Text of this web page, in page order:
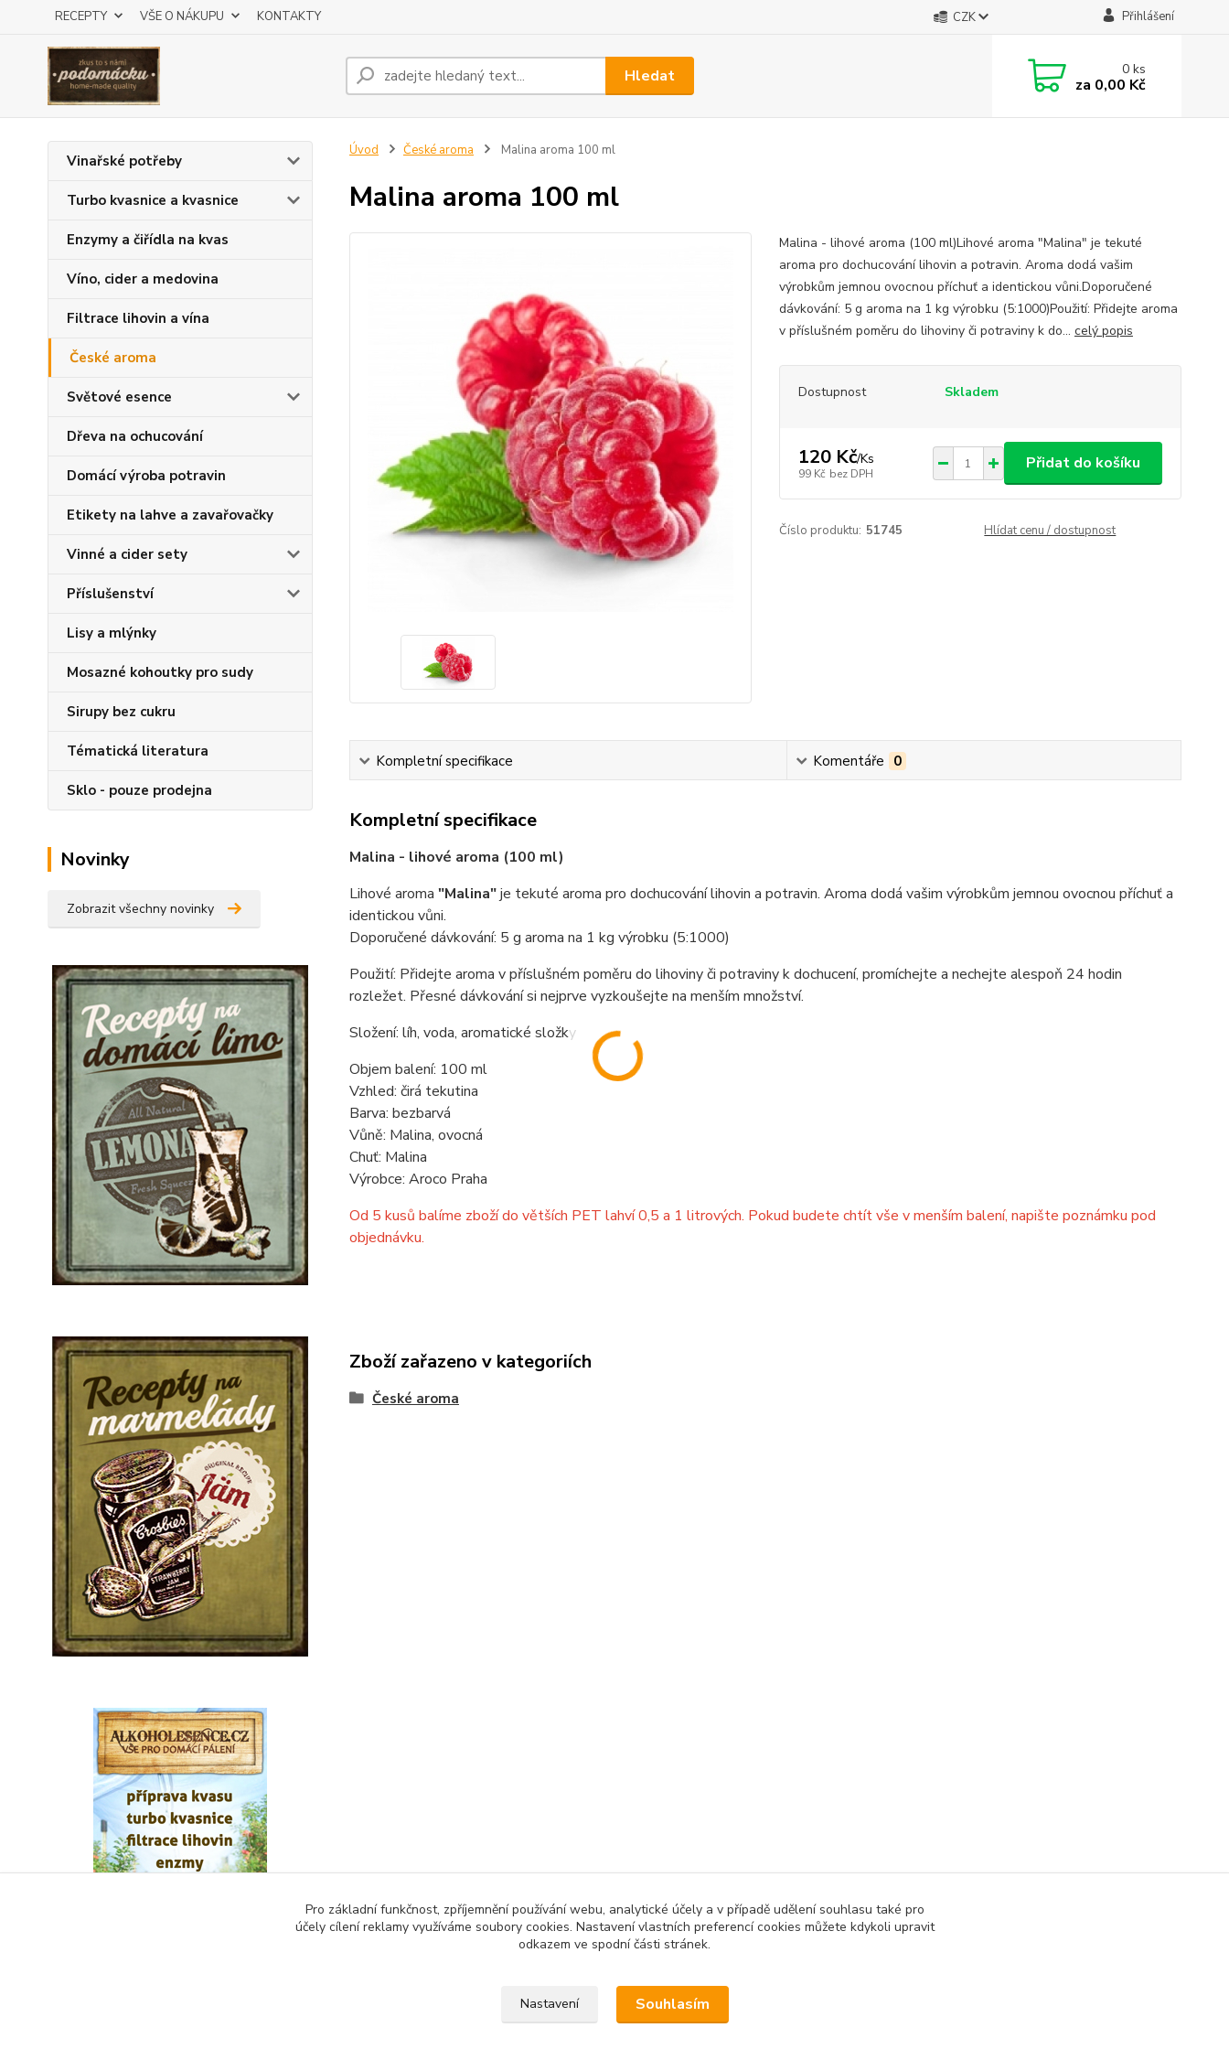
RECEPTY VŠE O NÁKUPU KONTAKTY CZK Přihlášení
Hledat 0ks
za 0,00 Kč
Vinařské potřeby
Turbo kvasnice a kvasnice
Enzymy a čiřídla na kvas
Víno, cider a medovina
Filtrace lihovin a vína
České aroma
Světové esence
Dřeva na ochucování
Domácí výroba potravin
Etikety na lahve a zavařovačky
Vinné a cider sety
Příslušenství
Lisy a mlýnky
Mosazné kohoutky pro sudy
Sirupy bez cukru
Tématická literatura
Sklo - pouze prodejna
Novinky
Zobrazit všechny novinky
Úvod České aroma Malina aroma 100 ml
Malina aroma 100 ml
Malina - lihové aroma (100 ml)Lihové aroma "Malina" je tekuté
aroma pro dochucování lihovin a potravin. Aroma dodá vašim
výrobkům jemnou ovocnou příchuť a identickou vůni.Doporučené
dávkování: 5 g aroma na 1 kg výrobku (5:1000)Použití: Přidejte aroma
v příslušném poměru do lihoviny či potraviny k do... celý popis
Dostupnost Skladem
120 Kč/Ks
99 Kč bez DPH
Přidat do košíku
Číslo produktu: 51745 Hlídat cenu / dostupnost
Kompletní specifikace Komentáře 0
Kompletní specifikace
Malina - lihové aroma (100 ml)
Lihové aroma "Malina"je tekuté aroma pro dochucování lihovin a potravin. Aroma dodá vašim výrobkům jemnou ovocnou příchuť a
identickou vůni.
Doporučené dávkování: 5 g aroma na 1 kg výrobku (5:1000)
Použití: Přidejte aroma v příslušném poměru do lihoviny či potraviny k dochucení, promíchejte a nechejte alespoň 24 hodin
rozležet. Přesné dávkování si nejprve vyzkoušejte na menším množství.
Složení: líh, voda, aromatické složky
Objem balení: 100 ml
Vzhled: čirá tekutina
Barva: bezbarvá
Vůně: Malina, ovocná
Chuť: Malina
Výrobce: Aroco Praha
Od 5 kusů balíme zboží do větších PET lahví 0,5 a 1 litrových. Pokud budete chtít vše v menším balení, napište poznámku pod
objednávku.
Zboží zařazeno v kategoriích
České aroma
Pro základní funkčnost, zpříjemnění používání webu, analytické účely a v případě udělení souhlasu také pro
účely cílení reklamy využíváme soubory cookies. Nastavení vlastních preferencí cookies můžete kdykoli upravit
odkazem ve spodní části stránek.
Nastavení Souhlasím